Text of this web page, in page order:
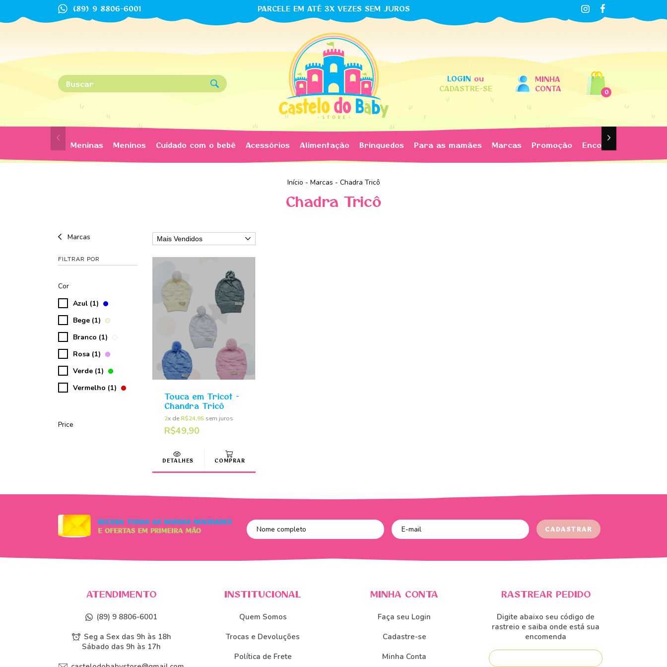
(89) 9 8806-6001 PARCELE EM ATÉ 3X VEZES SEM JUROS
LOGIN ou
CADASTRE-SE
MINHA
CONTA
0
Meninas Meninos Cuidado com o bebê Acessórios Alimentação Brinquedos Para as mamães Marcas Promoção Encomendas
Início - Marcas - Chadra Tricô
Chadra Tricô
Marcas
FILTRAR POR
Cor
Azul (1)
Bege (1)
Branco (1)
Rosa (1)
Verde (1)
Vermelho (1)
Price
Touca em Tricot -
Chandra Tricô
2x de R$24,95 sem juros
R$49,90
DETALHES COMPRAR
ATENDIMENTO
(89) 9 8806-6001
Seg a Sex das 9h às 18h
Sábado das 9h às 17h
INSTITUCIONAL
Quem Somos
Trocas e Devoluções
Política de Frete
MINHA CONTA
Faça seu Login
Cadastre-se
Minha Conta
RASTREAR PEDIDO
Digite abaixo seu código de
rastreio e saiba onde está sua
encomenda